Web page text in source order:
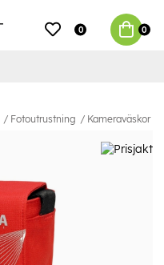
0 0
Fotoutrustning Kameraväskor